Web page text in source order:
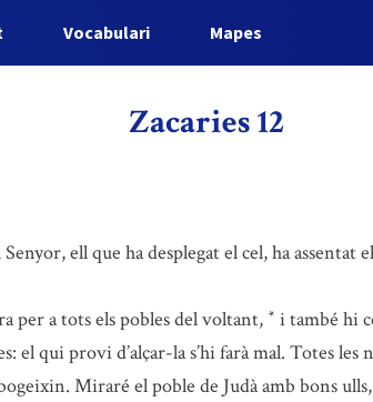
Vocabulari Mapes
Zacaries 12
ell que ha desplegat el cel, ha assentat
per a tots els pobles del voltant, * i també hi
el qui provi d’alçar-la s’hi farà mal. Totes
Miraré el poble de Judà amb bons